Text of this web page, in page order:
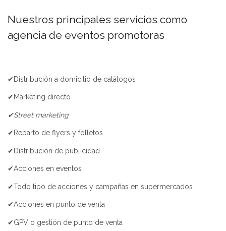
Nuestros principales servicios como
agencia de eventos promotoras
✔Distribución a domicilio de catálogos
✔Marketing directo
✔Street marketing
✔Reparto de flyers y folletos
✔Distribución de publicidad
✔Acciones en eventos
✔Todo tipo de acciones y campañas en supermercados
✔Acciones en punto de venta
✔GPV o gestión de punto de venta